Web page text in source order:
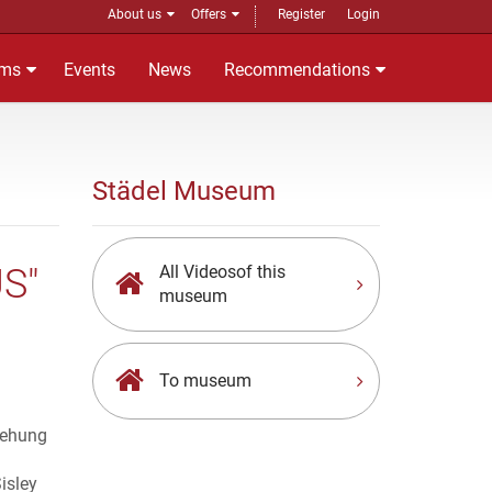
About us Offers Register Login
Events News Recommendations
Städel Museum
All Videosof this
museum
To museum